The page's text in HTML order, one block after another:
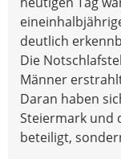
deutlich
Die
Männer
Daran haben
Steiermark und
beteiligt,